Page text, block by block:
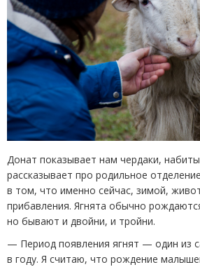
Донат показывает нам чердаки,
рассказывает про родильное
в том, что именно сейчас, зимой,
прибавления. Ягнята обычно
но бывают и двойни, и тройни.
— Период появления ягнят — один из
в году. Я считаю, что рождение